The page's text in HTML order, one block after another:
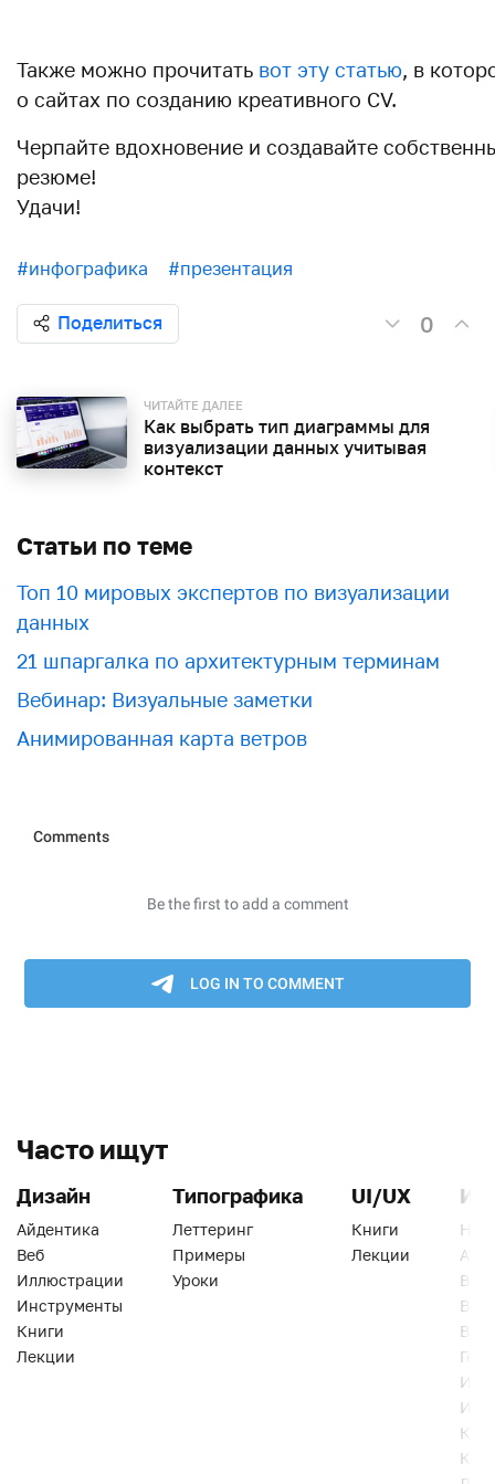
Также можно прочитать вот эту статью, в
о сайтах по созданию креативного CV.
Черпайте вдохновение и создавайте
резюме!
Удачи!
#инфографика #презентация
Поделиться 0
ЧИТАЙТЕ ДАЛЕЕ
Как выбрать тип диаграммы для
визуализации данных учитывая
контекст
Статьи по теме
Топ 10 мировых экспертов по визуализации
данных
21 шпаргалка по архитектурным терминам
Вебинар: Визуальные заметки
Анимированная карта ветров
Часто ищут
Дизайн
Айдентика
Веб
Иллюстрации
Инструменты
Книги
Лекции
Типографика
Леттеринг
Примеры
Уроки
UI/UX
Книги
Лекции
Веб